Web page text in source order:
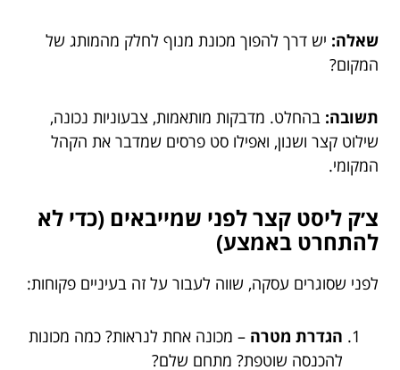
שאלה: יש דרך להפוך מכונת מנוף לחלק מהמותג של
המקום?
תשובה: בהחלט. מדבקות מותאמות, צבעוניות נכונה,
שילוט קצר ושנון, ואפילו סט פרסים שמדבר את הקהל
המקומי.
צ׳ק ליסט קצר לפני שמייבאים (כדי לא
להתחרט באמצע)
לפני שסוגרים עסקה, שווה לעבור על זה בעיניים פקוחות:
הגדרת מטרה – מכונה אחת לנראות? כמה מכונות
להכנסה שוטפת? מתחם שלם?